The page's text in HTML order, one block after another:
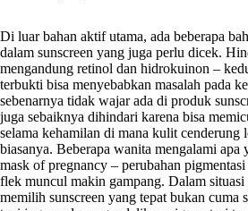
Di luar bahan aktif utama, ada beberapa
dalam sunscreen yang juga perlu dicek.
mengandung retinol dan hidrokuinon –
terbukti bisa menyebabkan masalah pada
sebenarnya tidak wajar ada di produk
juga sebaiknya dihindari karena bisa
selama kehamilan di mana kulit cenderung
biasanya. Beberapa wanita mengalami apa
mask of pregnancy – perubahan
flek muncul makin gampang. Dalam situasi
memilih sunscreen yang tepat bukan cuma